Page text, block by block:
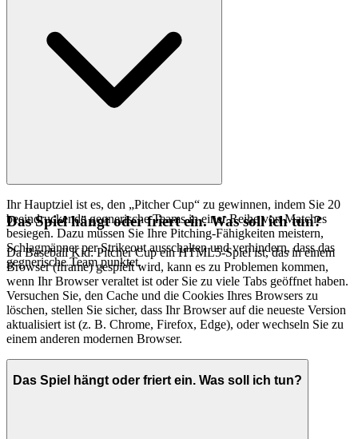
Ihr Hauptziel ist es, den „Pitcher Cup“ zu gewinnen, indem Sie 20
beeindruckende gegnerische Teams in einer Reihe von Matches
besiegen. Dazu müssen Sie Ihre Pitching-Fähigkeiten meistern,
Schlagmänner per Strikeout ausschalten und verhindern, dass das
gegnerische Team punktet.
Das Spiel hängt oder friert ein. Was soll ich tun?
Da Baseball Kid: Pitcher Cup ein HTML5-Spiel ist, das in einem
Browser (iframe) gespielt wird, kann es zu Problemen kommen,
wenn Ihr Browser veraltet ist oder Sie zu viele Tabs geöffnet haben.
Versuchen Sie, den Cache und die Cookies Ihres Browsers zu
löschen, stellen Sie sicher, dass Ihr Browser auf die neueste Version
aktualisiert ist (z. B. Chrome, Firefox, Edge), oder wechseln Sie zu
einem anderen modernen Browser.
Das Spiel hängt oder friert ein. Was soll ich tun?